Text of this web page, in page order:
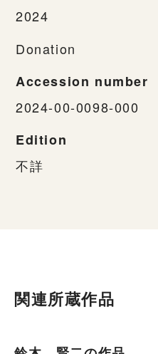
2024
Donation
Accession number
2024-00-0098-000
Edition
不詳
関連所蔵作品